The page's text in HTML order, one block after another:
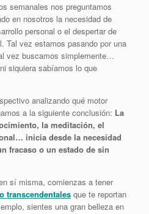
semanales nos preguntamos
en nosotros la necesidad de
personal o el despertar de
Tal vez estamos pasando por una
vez buscamos simplemente…
siquiera sabíamos lo que
analizando qué motor
a la siguiente conclusión: La
la meditación, el
inicia desde la necesidad
fracaso o un estado de sin
sí misma, comienzas a tener
transcendentales que te reportan
sientes una gran belleza en